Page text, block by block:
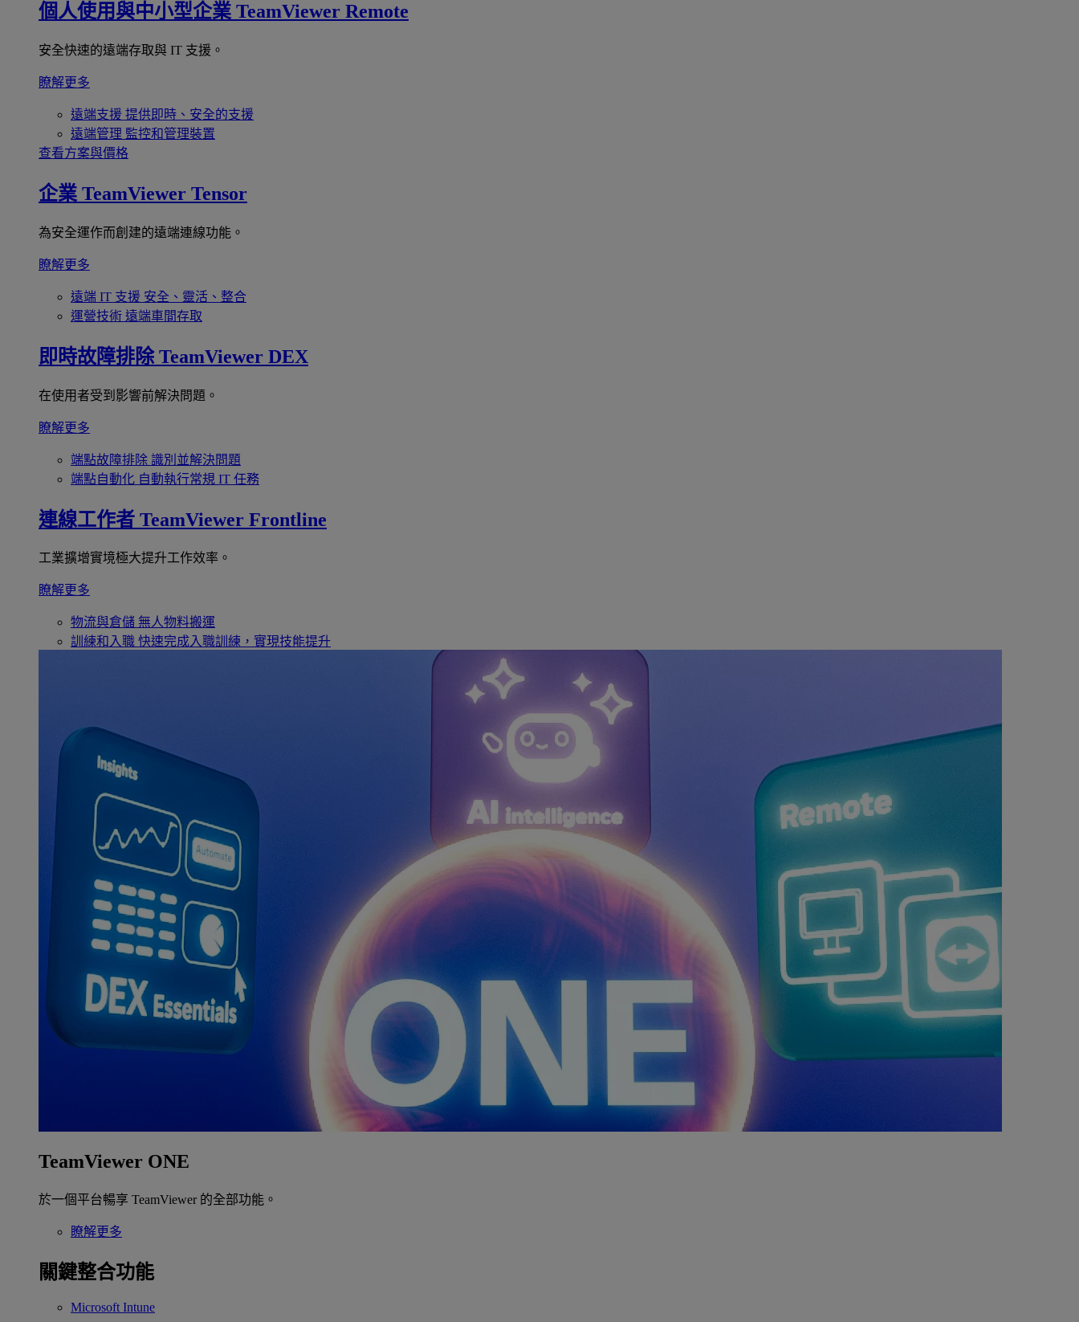
個人使用與中小型企業 TeamViewer Remote
安全快速的遠端存取與 IT 支援。
瞭解更多
遠端支援 提供即時、安全的支援
遠端管理 監控和管理裝置
查看方案與價格
企業 TeamViewer Tensor
為安全運作而創建的遠端連線功能。
瞭解更多
遠端 IT 支援 安全、靈活、整合
運營技術 遠端車間存取
即時故障排除 TeamViewer DEX
在使用者受到影響前解決問題。
瞭解更多
端點故障排除 識別並解決問題
端點自動化 自動執行常規 IT 任務
連線工作者 TeamViewer Frontline
工業擴增實境極大提升工作效率。
瞭解更多
物流與倉儲 無人物料搬運
訓練和入職 快速完成入職訓練，實現技能提升
TeamViewer ONE
於一個平台暢享 TeamViewer 的全部功能。
瞭解更多
關鍵整合功能
Microsoft Intune